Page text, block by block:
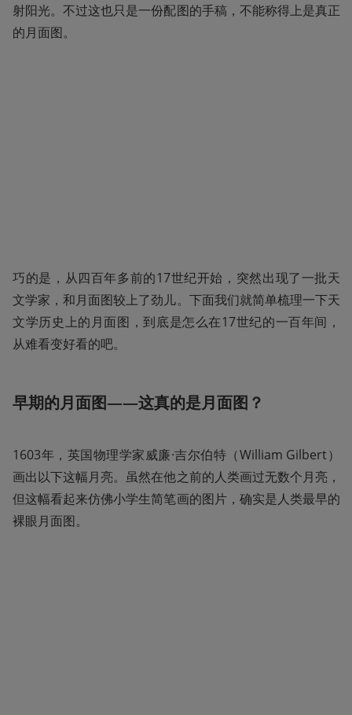
射阳光。不过这也只是一份配图的手稿，不能称得上是真正
的月面图。
巧的是，从四百年多前的17世纪开始，突然出现了一批天
文学家，和月面图较上了劲儿。下面我们就简单梳理一下天
文学历史上的月面图，到底是怎么在17世纪的一百年间，
从难看变好看的吧。
早期的月面图——这真的是月面图？
1603年，英国物理学家威廉·吉尔伯特（William Gilbert）
画出以下这幅月亮。虽然在他之前的人类画过无数个月亮，
但这幅看起来仿佛小学生简笔画的图片，确实是人类最早的
裸眼月面图。